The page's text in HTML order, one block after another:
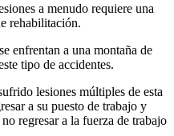
a menudo requiere una
rehabilitación.
enfrentan a una montaña de
tipo de accidentes.
lesiones múltiples de esta
a su puesto de trabajo y
regresar a la fuerza de trabajo